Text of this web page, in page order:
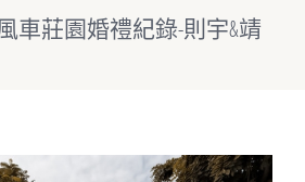
車莊園婚禮紀錄-則宇&靖